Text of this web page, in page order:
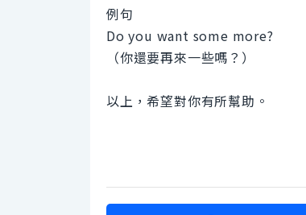
例句
Do you want some more?
（你還要再來一些嗎？）
以上，希望對你有所幫助。